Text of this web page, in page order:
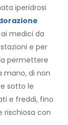
iperidrosi
medici da
e per
permettere
mano, di non
sotto le
e freddi, fino
rischiosa con